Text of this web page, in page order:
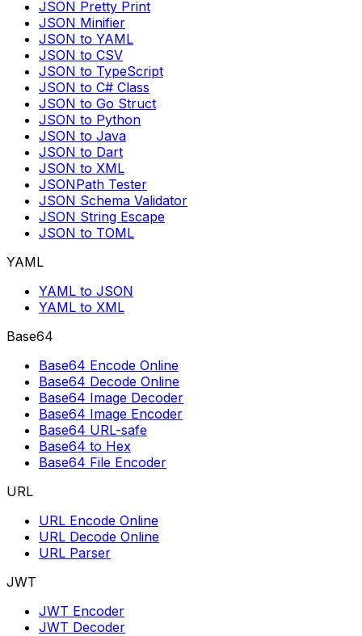
JSON Pretty Print
JSON Minifier
JSON to YAML
JSON to CSV
JSON to TypeScript
JSON to C# Class
JSON to Go Struct
JSON to Python
JSON to Java
JSON to Dart
JSON to XML
JSONPath Tester
JSON Schema Validator
JSON String Escape
JSON to TOML
YAML
YAML to JSON
YAML to XML
Base64
Base64 Encode Online
Base64 Decode Online
Base64 Image Decoder
Base64 Image Encoder
Base64 URL-safe
Base64 to Hex
Base64 File Encoder
URL
URL Encode Online
URL Decode Online
URL Parser
JWT
JWT Encoder
JWT Decoder